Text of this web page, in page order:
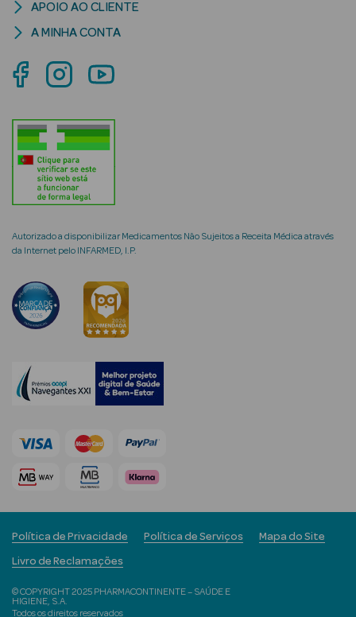
Solares
Rosto
Lábios
Criança
Ver Tudo
Rosto
Hidratantes
Séruns Faciais
Anti-
envelhecimento
Autorizado a disponibilizar Medicamentos Não Sujeitos a Receita Médica através
da Internet pelo INFARMED, I.P.
APOIO AO CLIENTE
A MINHA CONTA
© COPYRIGHT 2025 PHARMACONTINENTE – SAÚDE E
HIGIENE, S.A.
Todos os direitos reservados
Política de Privacidade Política de Serviços Mapa do Site
Livro de Reclamações